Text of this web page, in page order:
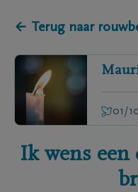
← Terug naar
01/
Ik wens een